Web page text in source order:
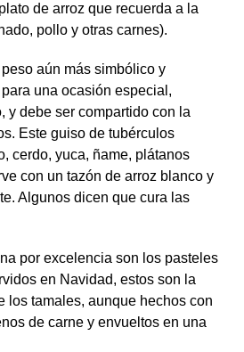
de arroz que recuerda a la
pollo y otras carnes).
aún más simbólico y
una ocasión especial,
y debe ser compartido con la
Este guiso de tubérculos
cerdo, yuca, ñame, plátanos
con un tazón de arroz blanco y
Algunos dicen que cura las
por excelencia son los pasteles
en Navidad, estos son la
los tamales, aunque hechos con
de carne y envueltos en una